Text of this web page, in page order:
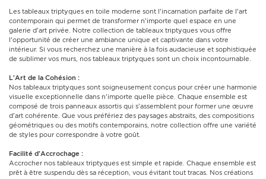
Les tableaux triptyques en toile moderne sont l'incarnation parfaite de l'art
contemporain qui permet de transformer n'importe quel espace en une
galerie d'art privée. Notre collection de tableaux triptyques vous offre
l'opportunité de créer une ambiance unique et captivante dans votre
intérieur. Si vous recherchez une manière à la fois audacieuse et sophistiquée
de sublimer vos murs, nos tableaux triptyques sont un choix incontournable.
L'Art de la Cohésion :
Nos tableaux triptyques sont soigneusement conçus pour créer une harmonie
visuelle exceptionnelle dans n'importe quelle pièce. Chaque ensemble est
composé de trois panneaux assortis qui s'assemblent pour former une œuvre
d'art cohérente. Que vous préfériez des paysages abstraits, des compositions
géométriques ou des motifs contemporains, notre collection offre une variété
de styles pour correspondre à votre goût.
Facilité d'Accrochage :
Accrocher nos tableaux triptyques est simple et rapide. Chaque ensemble est
prêt à être suspendu dès sa réception, vous évitant tout tracas. Nos créations